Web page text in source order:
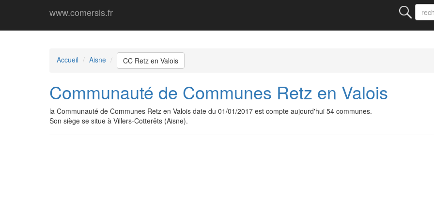
www.comersis.fr
Accueil Aisne CC Retz en Valois
Communauté de Communes Retz en Valois
la Communauté de Communes Retz en Valois date du 01/01/2017 est compte aujourd'hui 54 communes.
Son siège se situe à Villers-Cotterêts (Aisne).